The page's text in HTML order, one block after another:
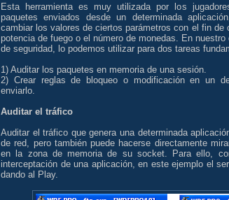
Esta herramienta es muy utilizada por los
paquetes enviados desde un determinada
cambiar los valores de ciertos parámetros con el fin de
potencia de fuego o el número de monedas. En
de seguridad, lo podemos utilizar para dos tareas
1) Auditar los paquetes en memoria de una sesión.
2) Crear reglas de bloqueo o modificación en un
enviarlo.
Auditar el tráfico
Auditar el tráfico que genera una determinada
de red, pero también puede hacerse directamente
en la zona de memoria de su socket. Para ello,
interceptación de una aplicación, en este ejemplo el
dando al Play.